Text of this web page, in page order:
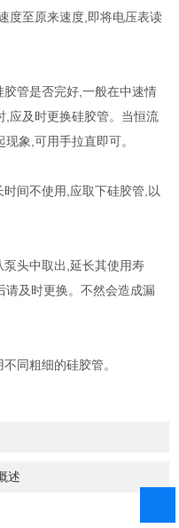
度至原来速度,即将电压表读
管是否完好,一般在中速情
及时更换硅胶管。当恒流
象,可用手拉直即可。
间不使用,应取下硅胶管,以
头中取出,延长其使用寿
请及时更换。不然会造成漏
细的硅胶管。
述